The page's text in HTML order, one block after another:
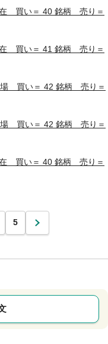
在 買い＝ 40 銘柄 売り＝
在 買い＝ 41 銘柄 売り＝
場 買い＝ 42 銘柄 売り＝
場 買い＝ 42 銘柄 売り＝
在 買い＝ 40 銘柄 売り＝
5 次